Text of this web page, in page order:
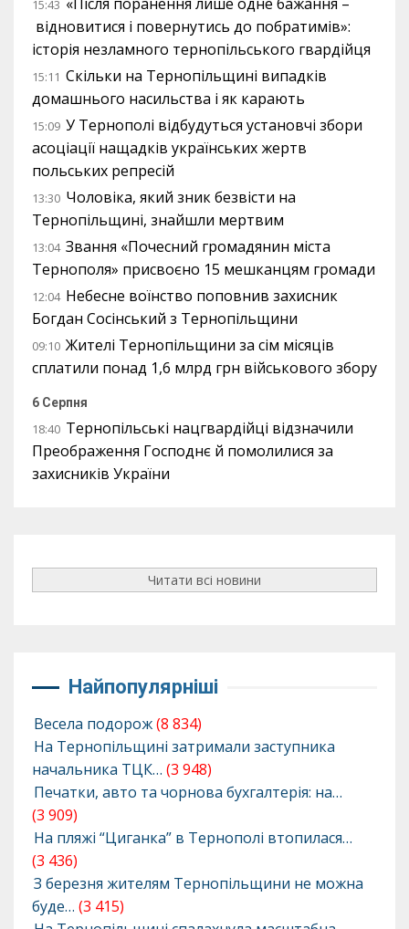
15:43 «Після поранення лише одне бажання –
відновитися і повернутись до побратимів»:
історія незламного тернопільського гвардійця
15:11 Скільки на Тернопільщині випадків
домашнього насильства і як карають
15:09 У Тернополі відбудуться установчі збори
асоціації нащадків українських жертв
польських репресій
13:30 Чоловіка, який зник безвісти на
Тернопільщині, знайшли мертвим
13:04 Звання «Почесний громадянин міста
Тернополя» присвоєно 15 мешканцям громади
12:04 Небесне воїнство поповнив захисник
Богдан Сосінський з Тернопільщини
09:10 Жителі Тернопільщини за сім місяців
сплатили понад 1,6 млрд грн військового збору
6 Серпня
18:40 Тернопільські нацгвардійці відзначили
Преображення Господнє й помолилися за
захисників України
Читати всі новини
Найпопулярніші
Весела подорож(8 834)
На Тернопільщині затримали заступника
начальника ТЦК… (3 948)
Печатки, авто та чорнова бухгалтерія: на…
(3 909)
На пляжі “Циганка” в Тернополі втопилася…
(3 436)
З березня жителям Тернопільщини не можна
буде… (3 415)